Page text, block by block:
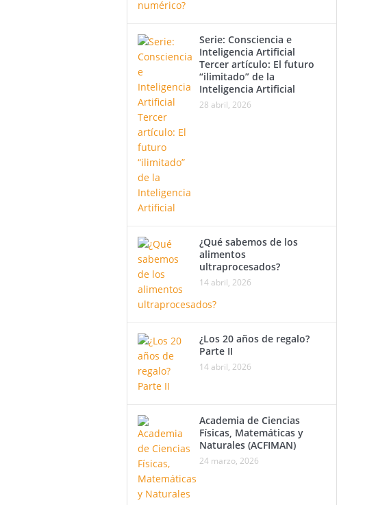
Serie: Consciencia e
Inteligencia Artificial
Tercer artículo: El futuro
“ilimitado” de la
Inteligencia Artificial
28 abril, 2026
¿Qué sabemos de los
alimentos
ultraprocesados?
14 abril, 2026
¿Los 20 años de regalo?
Parte II
14 abril, 2026
Academia de Ciencias
Físicas, Matemáticas y
Naturales (ACFIMAN)
24 marzo, 2026